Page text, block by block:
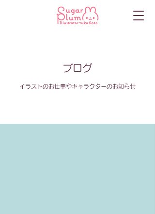
ブログ
イラストのお仕事やキャラクターのお知らせ